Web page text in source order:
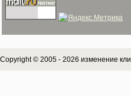
Copyright © 2005 - 2026 изменение